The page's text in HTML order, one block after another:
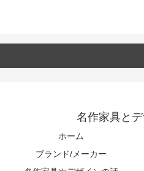
名作家具と
ホーム
ブランド/メーカー